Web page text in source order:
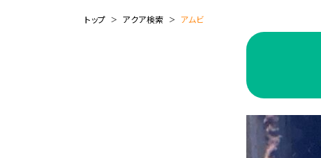
トップ アクア検索 アムビ